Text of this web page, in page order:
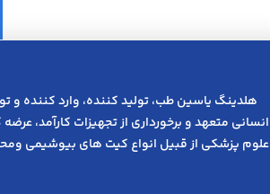
هلدینگ یاسین طب، تولید کننده، وارد کننده و
انسانی متعهد و ﺑﺮﺧﻮرداری از ﺗﺠﻬﯿﺰات ﮐﺎرآﻣﺪ،
علوم پزشکی از قبیل انواع کیت های بیوشیمی